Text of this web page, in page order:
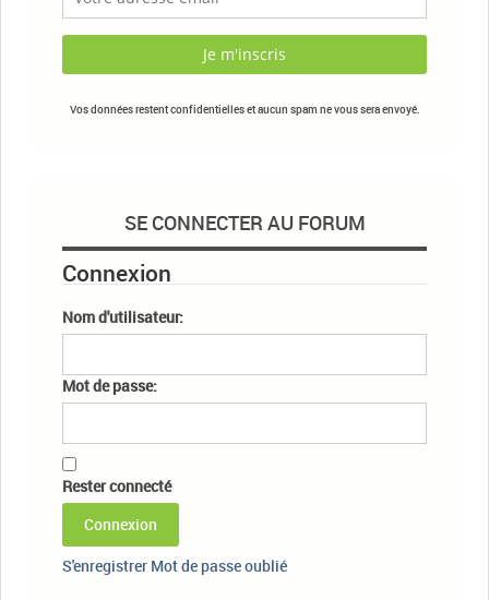
Vos données restent confidentielles et aucun spam ne vous sera envoyé.
SE CONNECTER AU FORUM
Connexion
Nom d'utilisateur:
Mot de passe:
Rester connecté
Connexion
S'enregistrer Mot de passe oublié